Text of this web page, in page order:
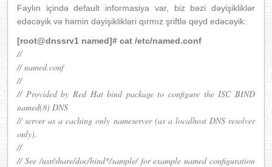
Faylın içində default informasiya var, biz bəzi dəyişikliklər
edəcəyik və həmin dəyişiklikləri qırmız şriftlə qeyd edəcəyik:
[root@dnssrv1 named]# cat /etc/named.conf
//
// named.conf
//
// Provided by Red Hat bind package to configure the ISC BIND
named(8) DNS
// server as a caching only nameserver (as a localhost DNS resolver
only).
//
// See /usr/share/doc/bind*/sample/ for example named configuration